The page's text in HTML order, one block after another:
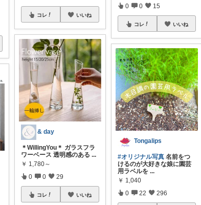
コレ いいね
& day
＊WillingYou＊ ガラスフラ
ワーベース 透明感のある ...
￥ 1,780～
0 0 29
コレ いいね
0 0 15
コレ いいね
Tongalips
#オリジナル写真 名前をつ
けるのが大好きな娘に園芸
用ラベルを ...
￥ 1,040
0 22 296